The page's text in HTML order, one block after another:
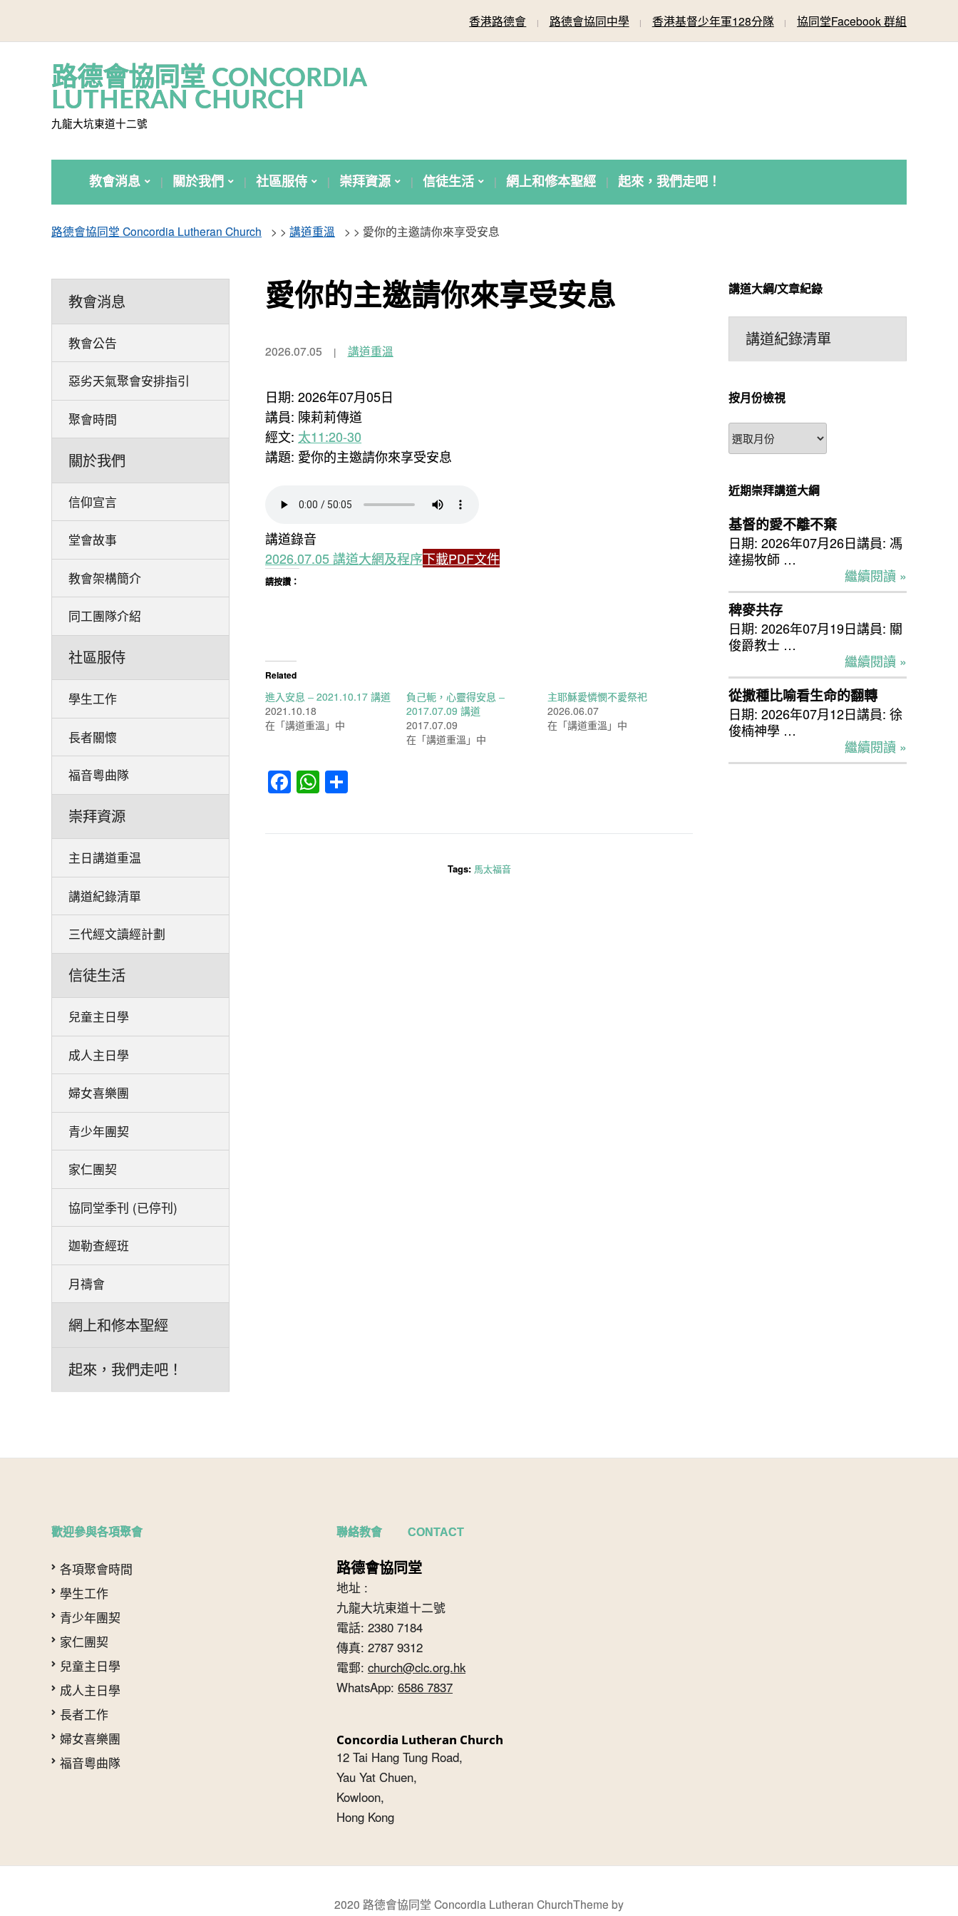
香港路德會 路德會協同中學 香港基督少年軍128分隊 協同堂Facebook 群組
路德會協同堂 CONCORDIA
LUTHERAN CHURCH
九龍大坑東道十二號
教會消息 關於我們 社區服侍 崇拜資源 信徒生活 網上和修本聖經 起來，我們走吧！
路德會協同堂 Concordia Lutheran Church > > 講道重溫 > > 愛你的主邀請你來享受安息
教會消息
教會公告
惡劣天氣聚會安排指引
聚會時間
關於我們
信仰宣言
堂會故事
教會架構簡介
同工團隊介紹
社區服侍
學生工作
長者關懷
福音粵曲隊
崇拜資源
主日講道重温
講道紀錄清單
三代經文讀經計劃
信徒生活
兒童主日學
成人主日學
婦女喜樂團
青少年團契
家仁團契
協同堂季刊 (已停刊)
迦勒查經班
月禱會
網上和修本聖經
起來，我們走吧！
愛你的主邀請你來享受安息
2026.07.05 講道重溫
日期: 2026年07月05日
講員: 陳莉莉傳道
經文: 太11:20-30
講題: 愛你的主邀請你來享受安息
講道錄音
2026.07.05 講道大網及程序下載PDF文件
請按讚：
Related
進入安息 – 2021.10.17 講道
2021.10.18
在「講道重溫」中
負己軛，心靈得安息 –
2017.07.09 講道
2017.07.09
在「講道重溫」中
主耶穌愛憐憫不愛祭祀
2026.06.07
在「講道重溫」中
Facebook
WhatsApp
Tags: 馬太福音
講道大綱/文章紀錄
講道紀錄清單
按月份檢視
按
月
視
近期崇拜講道大綱
基督的愛不離不棄
日期: 2026年07月26日講員: 馮
達揚牧師 …
繼續閱讀 »
稗麥共存
日期: 2026年07月19日講員: 關
俊爵教士 …
繼續閱讀 »
從撒種比喻看生命的翻轉
日期: 2026年07月12日講員: 徐
俊楠神學 …
繼續閱讀 »
歡迎參與各項聚會
各項聚會時間
學生工作
青少年團契
家仁團契
兒童主日學
成人主日學
長者工作
婦女喜樂團
福音粵曲隊
聯絡教會 CONTACT
路德會協同堂
地址 :
九龍大坑東道十二號
電話: 2380 7184
傳真: 2787 9312
電郵: church@clc.org.hk
WhatsApp: 6586 7837
Concordia Lutheran Church
12 Tai Hang Tung Road,
Yau Yat Chuen,
Kowloon,
Hong Kong
2020 路德會協同堂 Concordia Lutheran ChurchTheme by